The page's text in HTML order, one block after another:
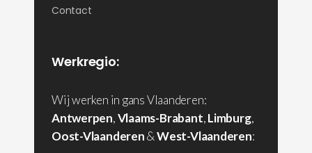
Contact
Werkregio:
Wij werken in gans Vlaanderen:
Antwerpen,Vlaams-Brabant,Limburg,
Oost-Vlaanderen&West-Vlaanderen: